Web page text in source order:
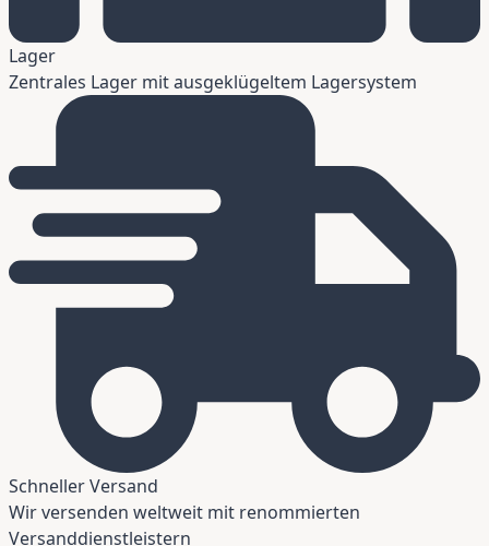
Lager
Zentrales Lager mit ausgeklügeltem Lagersystem
Schneller Versand
Wir versenden weltweit mit renommierten
Versanddienstleistern